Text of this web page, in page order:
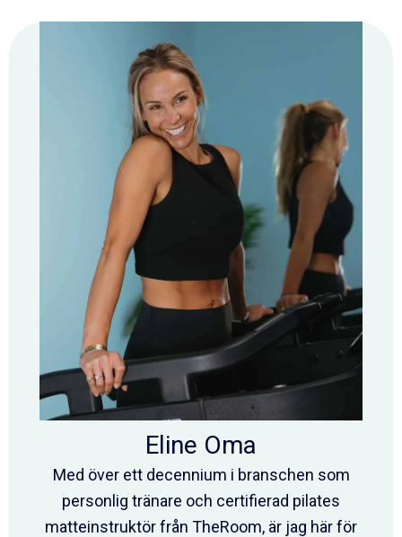
Eline Oma
Med över ett decennium i branschen som
personlig tränare och certifierad pilates
matteinstruktör från TheRoom, är jag här för